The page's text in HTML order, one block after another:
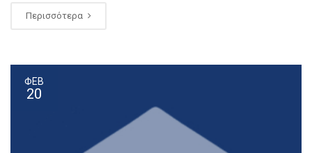
Περισσότερα
ΦΕΒ
20